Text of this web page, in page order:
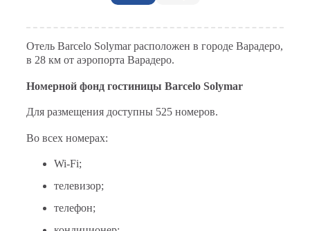
Отель Barcelo Solymar расположен в городе Варадеро,
в 28 км от аэропорта Варадеро.
Номерной фонд гостиницы Barcelo Solymar
Для размещения доступны 525 номеров.
Во всех номерах:
Wi-Fi;
телевизор;
телефон;